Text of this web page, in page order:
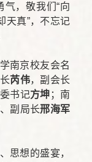
，敬我们“向
天真”，不忘记
南京校友会名
芮伟，副会长
书记方坤 ；南
、副局长邢海军
思想的盛宴，